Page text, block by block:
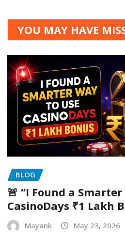
YOU MAY HAVE
BLOG
🚨 “I Found a
CasinoDays ₹1 Lakh
Mayank May 23, 2026